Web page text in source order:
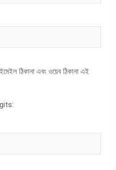
ঠিকানা এবং ওয়েব ঠিকানা এই